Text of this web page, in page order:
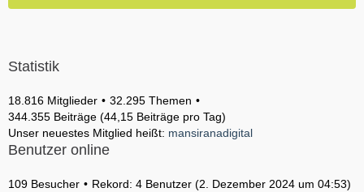
Statistik
18.816 Mitglieder
32.295 Themen
344.355 Beiträge (44,15 Beiträge pro Tag)
Unser neuestes Mitglied heißt: mansiranadigital
Benutzer online
109 Besucher Rekord: 4 Benutzer (2. Dezember 2024 um 04:53)